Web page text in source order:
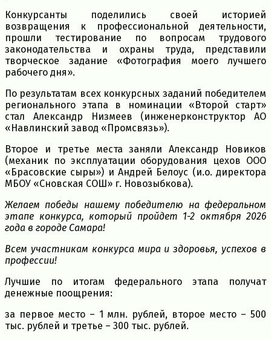
Конкурсанты поделились своей историей
возвращения к профессиональной деятельности,
прошли тестирование по вопросам трудового
законодательства и охраны труда, представили
творческое задание «Фотография моего лучшего
рабочего дня».
По результатам всех конкурсных заданий победителем
регионального этапа в номинации «Второй старт»
стал Александр Низмеев (инженерконструктор АО
«Навлинский завод «Промсвязь»).
Второе и третье места заняли Александр Новиков
(механик по эксплуатации оборудования цехов ООО
«Брасовские сыры») и Андрей Белоус (и.о. директора
МБОУ «Сновская СОШ» г. Новозыбкова).
Желаем победы нашему победителю на федеральном
этапе конкурса, который пройдет 1-2 октября 2026
года в городе Самара!
Всем участникам конкурса мира и здоровья, успехов в
профессии!
Лучшие по итогам федерального этапа получат
денежные поощрения:
за первое место – 1 млн. рублей, второе место – 500
тыс. рублей и третье – 300 тыс. рублей.